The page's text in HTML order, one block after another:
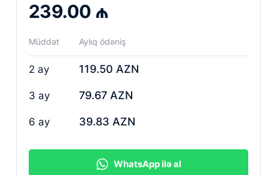
239.00 ₼
Müddət Aylıq ödəniş
2 ay 119.50 AZN
3 ay 79.67 AZN
6 ay 39.83 AZN
WhatsApp ilə al